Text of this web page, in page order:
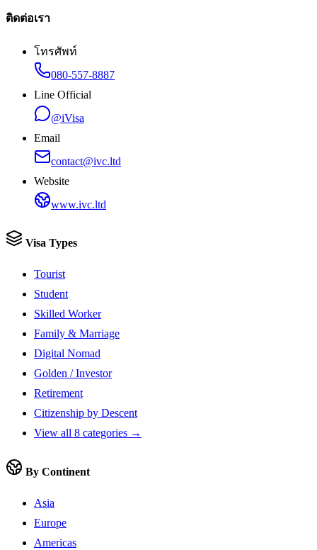
ติดต่อเรา
โทรศัพท์
080-557-8887
Line Official
@iVisa
Email
contact@ivc.ltd
Website
www.ivc.ltd
Visa Types
Tourist
Student
Skilled Worker
Family & Marriage
Digital Nomad
Golden / Investor
Retirement
Citizenship by Descent
View all 8 categories →
By Continent
Asia
Europe
Americas